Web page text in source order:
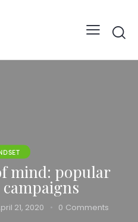
mind: popular
21, 2020 0 Comments